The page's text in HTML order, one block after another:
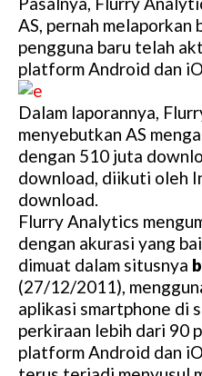
AS, pernah melaporkan
pengguna baru telah
platform Android dan
Dalam laporannya,
menyebutkan AS
dengan 510 juta
download, diikuti oleh
download.
Flurry Analytics
dengan akurasi yang
dimuat dalam situsnya
(27/12/2011),
aplikasi smartphone di
perkiraan lebih dari 90
platform Android dan